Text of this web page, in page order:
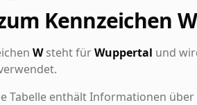
Kennzeichen W
Wsteht fürWuppertal und
Tabelle enthält Informationen über